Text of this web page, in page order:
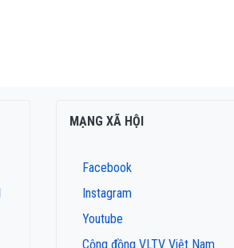
MẠNG XÃ HỘI
Facebook
Instagram
Youtube
Cộng đồng VLTV Việt Nam